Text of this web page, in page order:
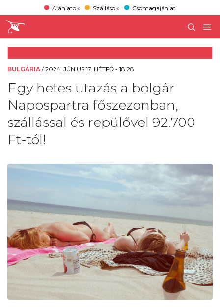
Ajánlatok Szállások Csomagajánlat
BULGÁRIA /2024. JÚNIUS 17. HÉTFŐ - 18:28
Egy hetes utazás a bolgár
Napospartra főszezonban,
szállással és repülővel 92.700
Ft-tól!